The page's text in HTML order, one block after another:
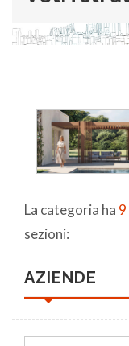
La categoria ha 9
sezioni:
AZIENDE